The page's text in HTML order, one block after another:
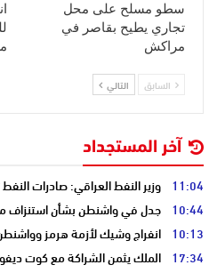
سطو مسلح على محل
تجاري يطيح بقاصر في
مراكش
السابق التالي
آخر المستجداد
11:04 وزير النفط العراقي: صادرات النفط تراجعت
10:44 جدل في واشنطن بشأن استنزاف
10:13 انفراج وشيك لأزمة هرمز
17:34 الملك يثمن الشراكة مع كوت